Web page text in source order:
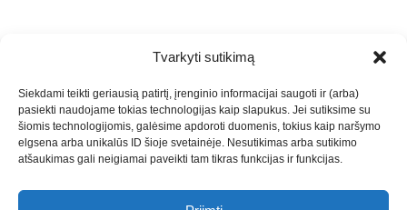
Tvarkyti sutikimą
Siekdami teikti geriausią patirtį, įrenginio informacijai saugoti ir (arba)
pasiekti naudojame tokias technologijas kaip slapukus. Jei sutiksime su
šiomis technologijomis, galėsime apdoroti duomenis, tokius kaip naršymo
elgsena arba unikalūs ID šioje svetainėje. Nesutikimas arba sutikimo
atšaukimas gali neigiamai paveikti tam tikras funkcijas ir funkcijas.
PASLAUGOS. SEO tekstų rašymas, turinio kūrimas,
straipsnių rašymas ir talpinimas į mūsų valdomas
svetaines.2026Armijai.LTTheme: Express News ByAdore
Themes.